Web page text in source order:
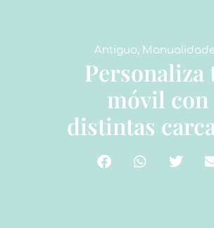
Antiguo,
Personaliza
móvil con
distintas